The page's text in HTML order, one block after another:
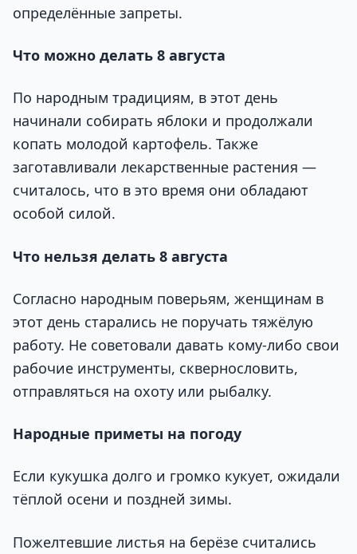
определённые запреты.
Что можно делать 8 августа
По народным традициям, в этот день
начинали собирать яблоки и продолжали
копать молодой картофель. Также
заготавливали лекарственные растения —
считалось, что в это время они обладают
особой силой.
Что нельзя делать 8 августа
Согласно народным поверьям, женщинам в
этот день старались не поручать тяжёлую
работу. Не советовали давать кому-либо свои
рабочие инструменты, сквернословить,
отправляться на охоту или рыбалку.
Народные приметы на погоду
Если кукушка долго и громко кукует, ожидали
тёплой осени и поздней зимы.
Пожелтевшие листья на берёзе считались